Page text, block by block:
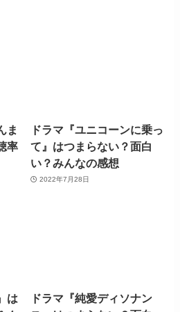
ま
率
ドラマ『ユニコーンに乗っ
て』はつまらない？面白
い？みんなの感想
2022年7月28日
は
ドラマ『純愛ディソナン